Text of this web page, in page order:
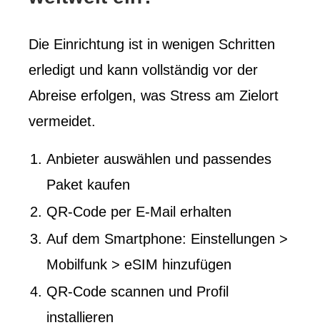
Die Einrichtung ist in wenigen Schritten
erledigt und kann vollständig vor der
Abreise erfolgen, was Stress am Zielort
vermeidet.
Anbieter auswählen und passendes
Paket kaufen
QR-Code per E-Mail erhalten
Auf dem Smartphone: Einstellungen >
Mobilfunk > eSIM hinzufügen
QR-Code scannen und Profil
installieren